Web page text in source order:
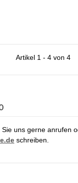
Artikel 1 - 4 von 4
uns gerne anrufen
schreiben.